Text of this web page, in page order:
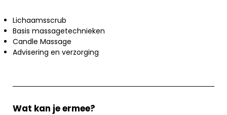
Lichaamsscrub
Basis massagetechnieken
Candle Massage
Advisering en verzorging
Wat kan je ermee?